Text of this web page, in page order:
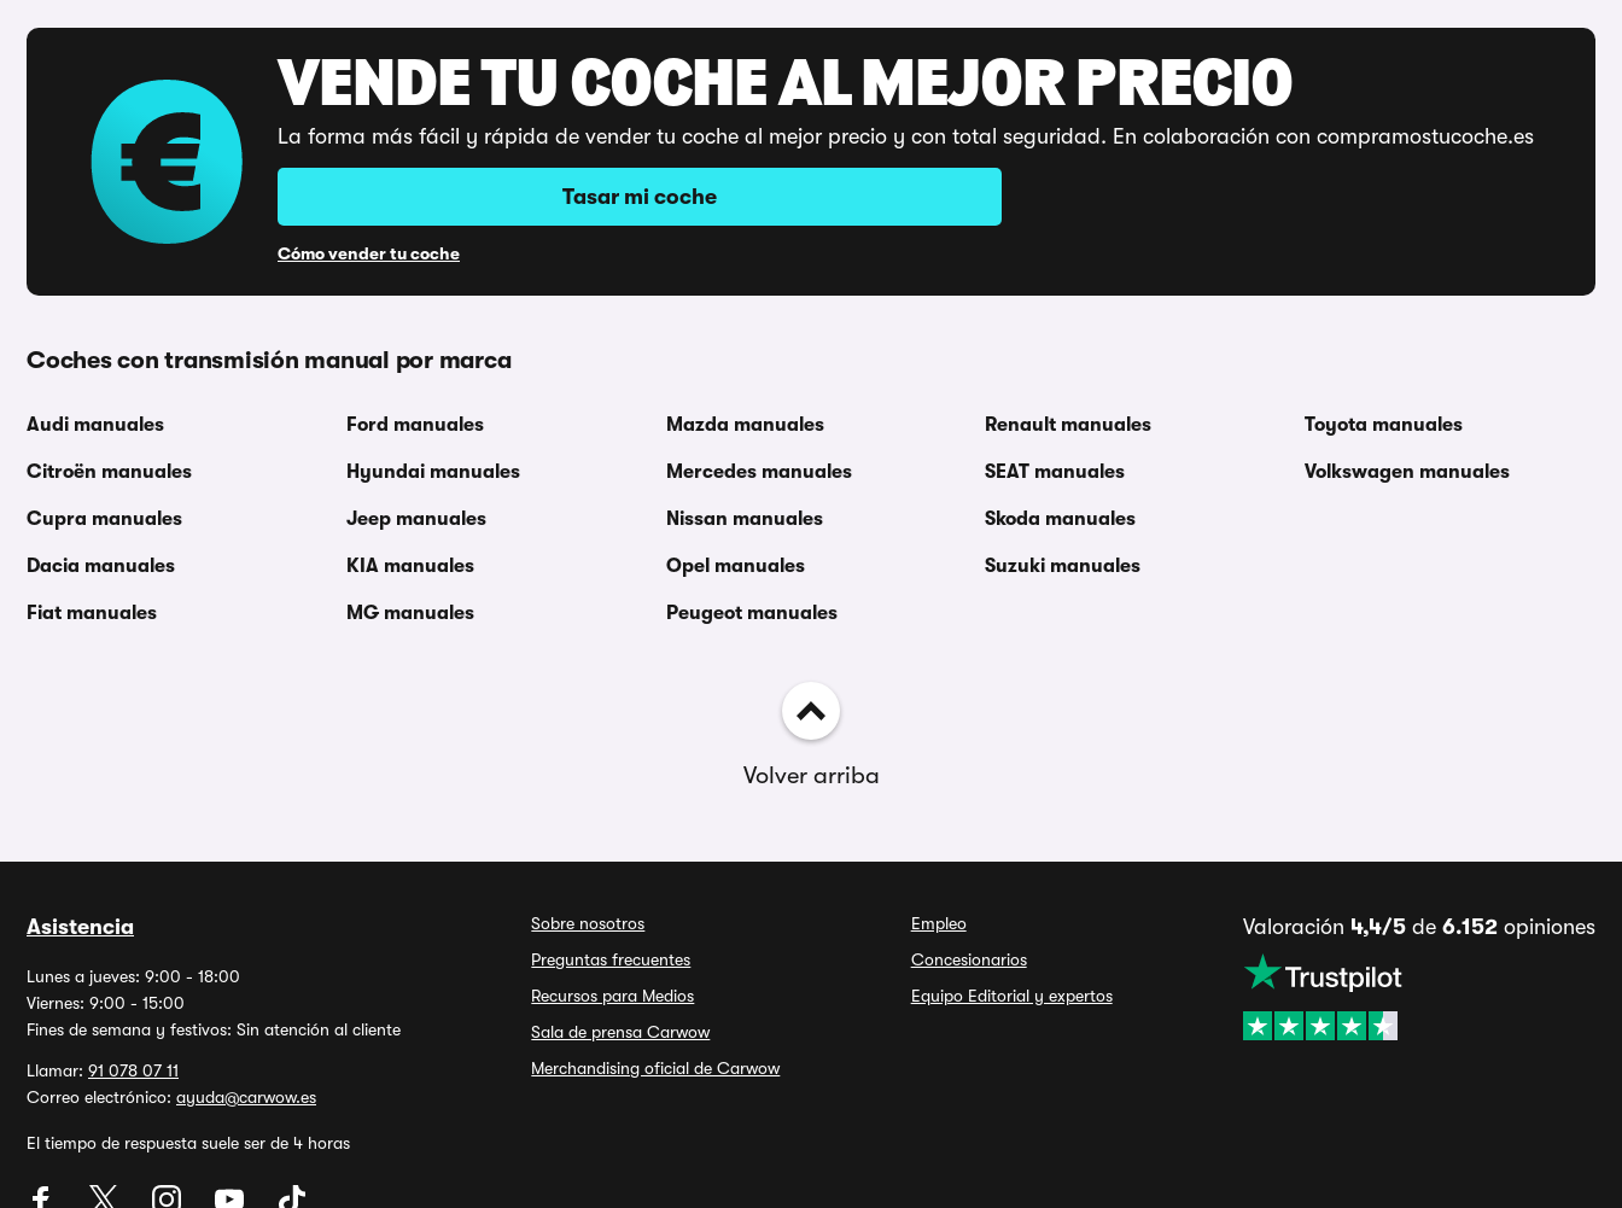
VENDE TU COCHE AL MEJOR PRECIO
La forma más fácil y rápida de vender tu coche al mejor precio y con total seguridad. En colaboración con compramostucoche.es
Tasar mi coche
Cómo vender tu coche
Coches con transmisión manual por marca
Audi manuales
Citroën manuales
Cupra manuales
Dacia manuales
Fiat manuales
Ford manuales
Hyundai manuales
Jeep manuales
KIA manuales
MG manuales
Mazda manuales
Mercedes manuales
Nissan manuales
Opel manuales
Peugeot manuales
Renault manuales
SEAT manuales
Skoda manuales
Suzuki manuales
Toyota manuales
Volkswagen manuales
Volver arriba
Asistencia
Lunes a jueves: 9:00 - 18:00
Viernes: 9:00 - 15:00
Fines de semana y festivos: Sin atención al cliente
Llamar: 91 078 07 11
Correo electrónico: ayuda@carwow.es
El tiempo de respuesta suele ser de 4 horas
Sobre nosotros
Preguntas frecuentes
Recursos para Medios
Sala de prensa Carwow
Merchandising oficial de Carwow
Empleo
Concesionarios
Equipo Editorial y expertos
Valoración 4,4/5de 6.152opiniones